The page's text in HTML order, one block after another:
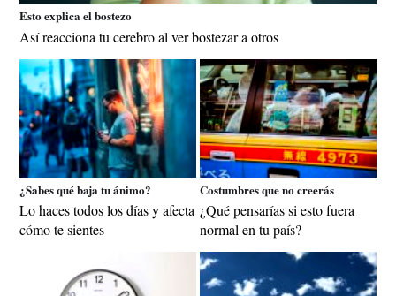
Esto explica el bostezo
Así reacciona tu cerebro al ver bostezar a otros
¿Sabes qué baja tu ánimo?
Lo haces todos los días y afecta
cómo te sientes
Costumbres que no creerás
¿Qué pensarías si esto fuera
normal en tu país?